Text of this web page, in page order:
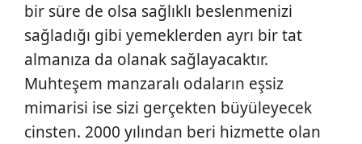
bir süre de olsa sağlıklı beslenmenizi
sağladığı gibi yemeklerden ayrı bir tat
almanıza da olanak sağlayacaktır.
Muhteşem manzaralı odaların eşsiz
mimarisi ise sizi gerçekten büyüleyecek
cinsten. 2000 yılından beri hizmette olan